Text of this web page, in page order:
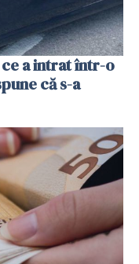
a intrat într-o
că s-a